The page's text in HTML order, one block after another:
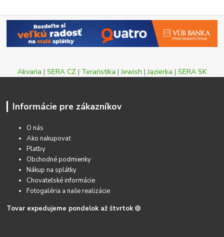
Akvaria | SERA CZ | Teraristika |Jewish |Jazierka | SERA SK
Informácie pre zákazníkov
O nás
Ako nakupovať
Platby
Obchodné podmienky
Nákup na splátky
Chovateľské informácie
Fotogaléria a naše realizácie
Tovar expedujeme pondelok až štvrtok 🟢